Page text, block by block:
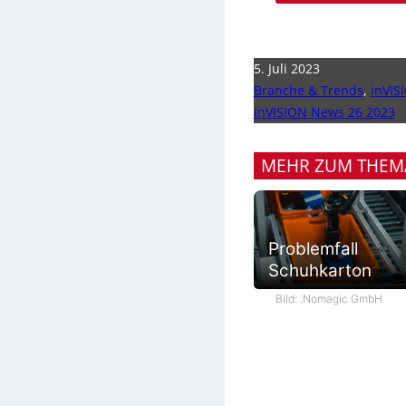
5. Juli 2023
Branche & Trends,
inVISION News 26 2023
MEHR ZUM
Problemfall
Schuhkarton
Bild: .Nomagic GmbH